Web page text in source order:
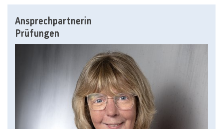
Ansprechpartnerin
Prüfungen